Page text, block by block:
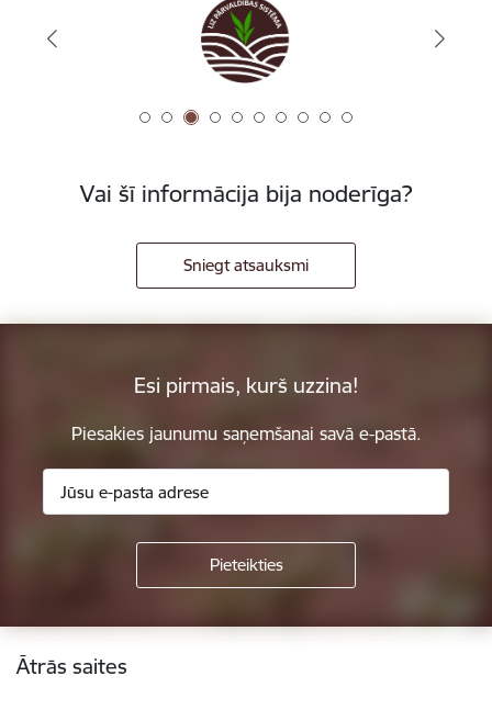
Vai šī informācija bija noderīga?
Sniegt atsauksmi
Esi pirmais, kurš uzzina!
Piesakies jaunumu saņemšanai savā e-pastā.
Kājene
Ātrās saites